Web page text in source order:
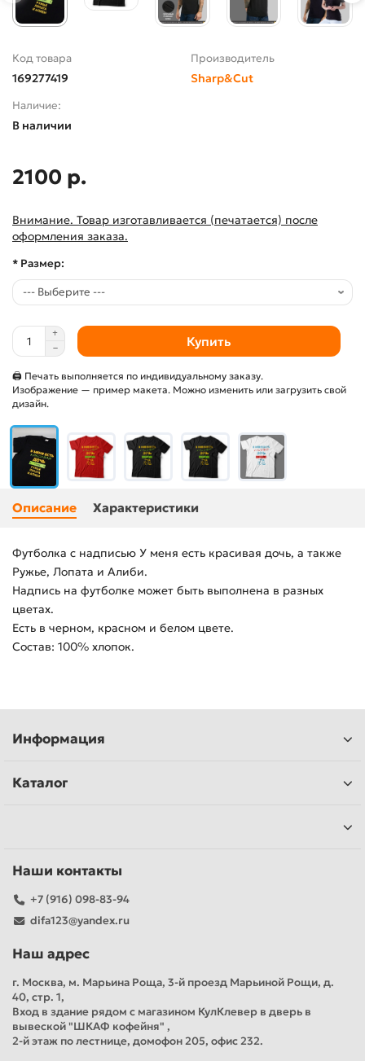
Код товара
169277419
Производитель
Sharp&Cut
Наличие:
В наличии
2100 р.
Внимание. Товар изготавливается (печатается) после
оформления заказа.
* Размер:
Купить
🖨 Печать выполняется по индивидуальному заказу.
Изображение — пример макета. Можно изменить или загрузить свой
дизайн.
Описание Характеристики
Футболка с надписью У меня есть красивая дочь, а также
Ружье, Лопата и Алиби.
Надпись на футболке может быть выполнена в разных
цветах.
Есть в черном, красном и белом цвете.
Состав: 100% хлопок.
Информация
Каталог
Наши контакты
+7 (916) 098-83-94
difa123@yandex.ru
Наш адрес
г. Москва, м. Марьина Роща, 3-й проезд Марьиной Рощи, д.
40, стр. 1,
Вход в здание рядом с магазином КулКлевер в дверь в
вывеской "ШКАФ кофейня" ,
2-й этаж по лестнице, домофон 205, офис 232.